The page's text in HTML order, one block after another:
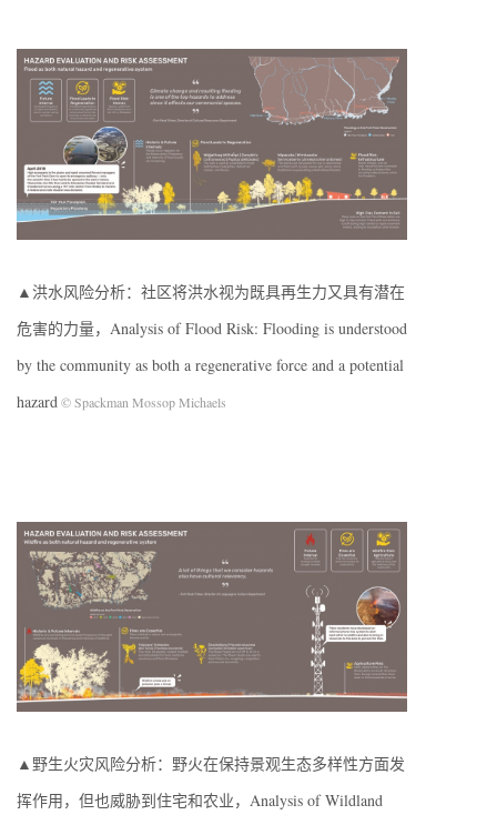
▲洪水风险分析：社区将洪水视为既具再生力又具有潜在
危害的力量，Analysis of Flood Risk: Flooding is understood
by the community as both a regenerative force and a potential
hazard © Spackman Mossop Michaels
▲野生火灾风险分析：野火在保持景观生态多样性方面发
挥作用，但也威胁到住宅和农业，Analysis of Wildland